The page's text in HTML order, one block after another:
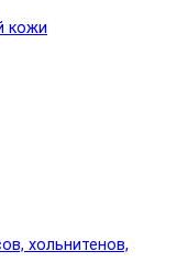
кожи
хольнитенов,